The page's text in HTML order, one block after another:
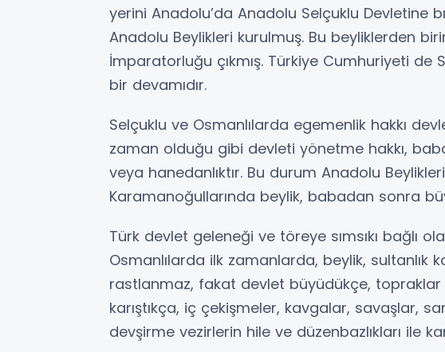
yerini Anadolu’da Anadolu Selçuklu Devletine
Anadolu Beylikleri kurulmuş. Bu beyliklerden
İmparatorluğu çıkmış. Türkiye Cumhuriyeti de
bir devamıdır.
Selçuklu ve Osmanlılarda egemenlik hakkı
zaman olduğu gibi devleti yönetme hakkı,
veya hanedanlıktır. Bu durum Anadolu
Karamanoğullarında beylik, babadan sonra
Türk devlet geleneği ve töreye sımsıkı bağlı
Osmanlılarda ilk zamanlarda, beylik, sultanlık
rastlanmaz, fakat devlet büyüdükçe, topraklar
karıştıkça, iç çekişmeler, kavgalar, savaşlar,
devşirme vezirlerin hile ve düzenbazlıkları ile